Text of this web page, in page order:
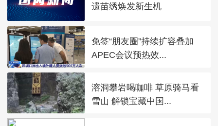
遗苗绣焕发新生机
免签“朋友圈”持续扩容叠加
APEC会议预热效...
溶洞攀岩喝咖啡 草原骑马看
雪山 解锁宝藏中国...